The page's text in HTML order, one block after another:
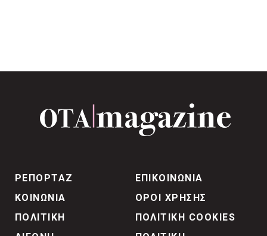
ΡΕΠΟΡΤΑΖ
ΚΟΙΝΩΝΙΑ
ΠΟΛΙΤΙΚΗ
ΕΠΙΚΟΙΝΩΝΙΑ
ΟΡΟΙ ΧΡΗΣΗΣ
ΠΟΛΙΤΙΚΗ COOKIES